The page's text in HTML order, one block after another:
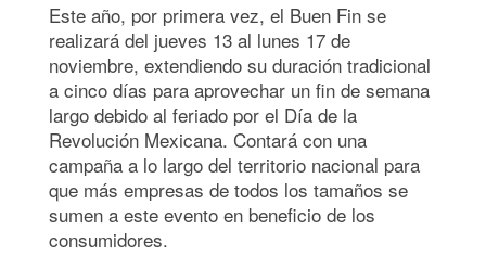
Este año, por primera vez, el Buen Fin se
realizará del jueves 13 al lunes 17 de
noviembre, extendiendo su duración tradicional
a cinco días para aprovechar un fin de semana
largo debido al feriado por el Día de la
Revolución Mexicana. Contará con una
campaña a lo largo del territorio nacional para
que más empresas de todos los tamaños se
sumen a este evento en beneficio de los
consumidores.